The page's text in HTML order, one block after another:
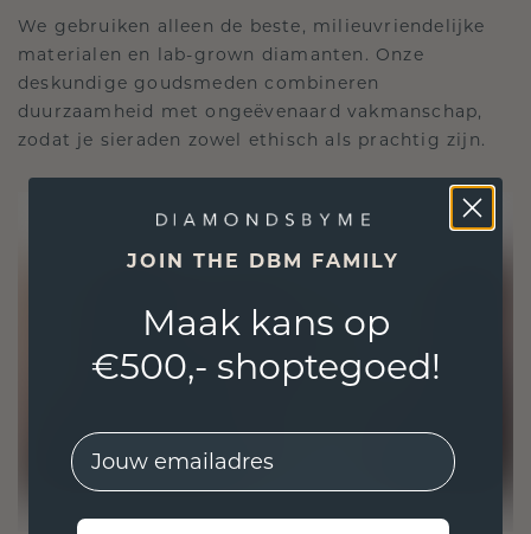
We gebruiken alleen de beste, milieuvriendelijke
materialen en lab-grown diamanten. Onze
deskundige goudsmeden combineren
duurzaamheid met ongeëvenaard vakmanschap,
zodat je sieraden zowel ethisch als prachtig zijn.
JOIN THE DBM FAMILY
Maak kans op
€500,- shoptegoed!
EMail